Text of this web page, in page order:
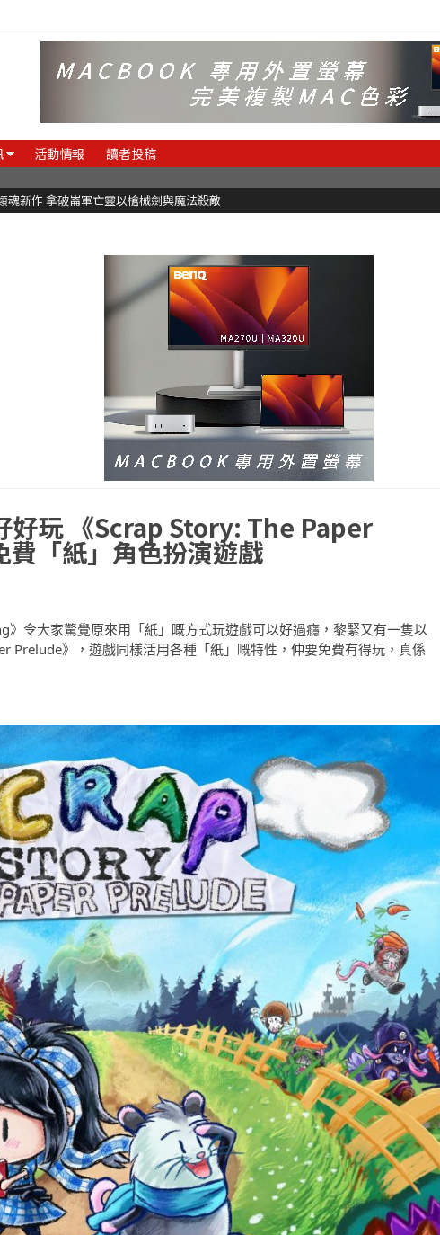
活動情報 讀者投稿
魂新作 拿破崙軍亡靈以槍械劍與魔法殺敵
好玩 《Scrap Story: The Paper
「紙」角色扮演遊戲
令大家驚覺原來用「紙」嘅方式玩遊戲可以好過癮，黎緊又有一隻以
Prelude》，遊戲同樣活用各種「紙」嘅特性，仲要免費有得玩，真係